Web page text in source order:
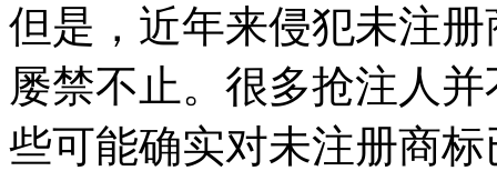
但是，近年来侵犯未注
屡禁不止。很多抢注人
些可能确实对未注册商